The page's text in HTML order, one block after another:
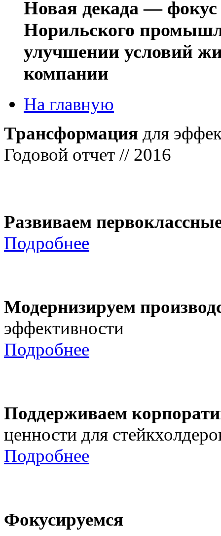
Новая декада — фокус
Норильского
улучшении условий
компании
На главную
Трансформация для
Годовой отчет // 2016
Развиваем
Подробнее
Модернизируем
эффективности
Подробнее
Поддерживаем
ценности для
Подробнее
Фокусируемся